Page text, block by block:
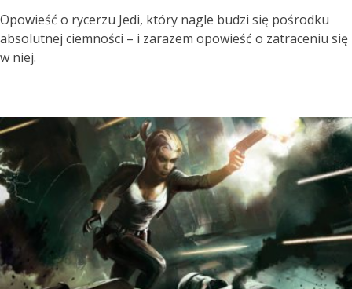
Opowieść o rycerzu Jedi, który nagle budzi się pośrodku
absolutnej ciemności – i zarazem opowieść o zatraceniu się
w niej.